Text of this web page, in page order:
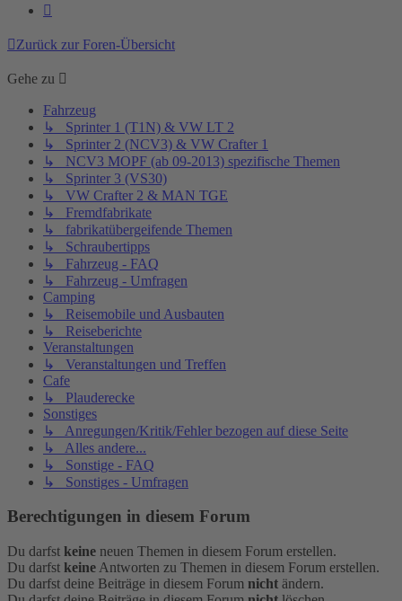
Zurück zur Foren-Übersicht
Gehe zu
Fahrzeug
↳ Sprinter 1 (T1N) & VW LT 2
↳ Sprinter 2 (NCV3) & VW Crafter 1
↳ NCV3 MOPF (ab 09-2013) spezifische Themen
↳ Sprinter 3 (VS30)
↳ VW Crafter 2 & MAN TGE
↳ Fremdfabrikate
↳ fabrikatübergeifende Themen
↳ Schraubertipps
↳ Fahrzeug - FAQ
↳ Fahrzeug - Umfragen
Camping
↳ Reisemobile und Ausbauten
↳ Reiseberichte
Veranstaltungen
↳ Veranstaltungen und Treffen
Cafe
↳ Plauderecke
Sonstiges
↳ Anregungen/Kritik/Fehler bezogen auf diese Seite
↳ Alles andere...
↳ Sonstige - FAQ
↳ Sonstiges - Umfragen
Berechtigungen in diesem Forum
Du darfst keine neuen Themen in diesem Forum erstellen.
Du darfst keine Antworten zu Themen in diesem Forum erstellen.
Du darfst deine Beiträge in diesem Forum nicht ändern.